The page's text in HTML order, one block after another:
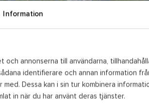
Information
annonserna till användarna,
identifierare och annan information
Dessa kan i sin tur kombinera
in när du har använt deras tjänster.
sportfiskare från när och fjärran. Under
kända och okända sportfiskare sida
finns Mörrums Kronolaxfiske och Laxens
förr fram till idag och man kan se hur
finns även Fiskeshopen.